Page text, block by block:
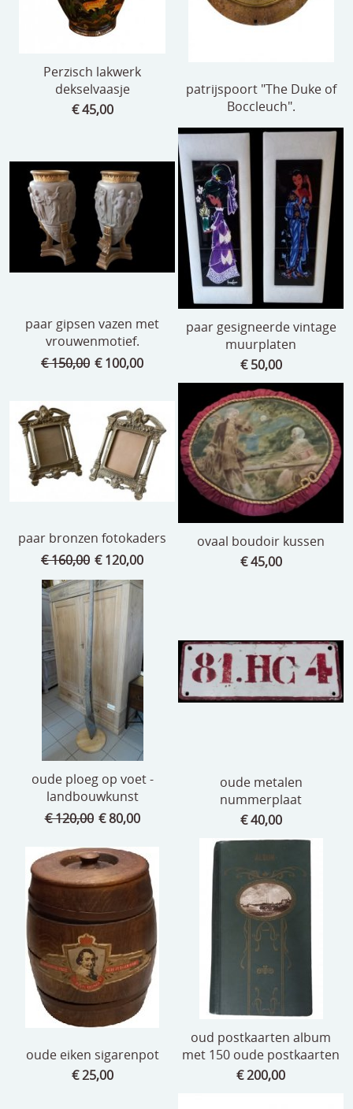
Perzisch lakwerk
dekselvaasje
€ 45,00
patrijspoort "The Duke of
Boccleuch".
paar gipsen vazen met
vrouwenmotief.
€ 150,00 € 100,00
paar gesigneerde vintage
muurplaten
€ 50,00
paar bronzen fotokaders
€ 160,00 € 120,00
ovaal boudoir kussen
€ 45,00
oude ploeg op voet -
landbouwkunst
€ 120,00 € 80,00
oude metalen
nummerplaat
€ 40,00
oude eiken sigarenpot
€ 25,00
oud postkaarten album
met 150 oude postkaarten
€ 200,00